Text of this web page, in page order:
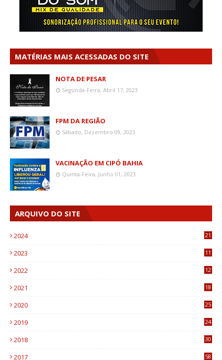
MATÉRIAS MAIS ACESSADAS DO SITE
NOTA DE PESAR
Segunda-Feira, Abril 17, 2023
FPM DA REGIÃO
Sábado, Dezembro 09, 2023
VACINAÇÃO EM CIPÓ BAHIA
Quinta-Feira, Junho 01, 2023
ARQUIVO DO SITE
2024 21
2023
11
2022
12
2021
18
2020
25
2019
24
2018
30
2017 58